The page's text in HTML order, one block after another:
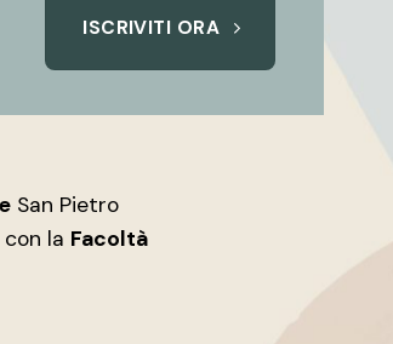
ISCRIVITI ORA
San Pietro
la Facoltà